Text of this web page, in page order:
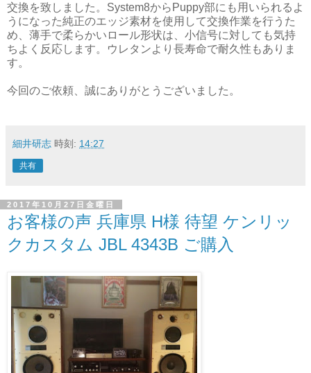
交換を致しました。System8からPuppy部にも用いられるよ
うになった純正のエッジ素材を使用して交換作業を行うた
め、薄手で柔らかいロール形状は、小信号に対しても気持
ちよく反応します。ウレタンより長寿命で耐久性もありま
す。
今回のご依頼、誠にありがとうございました。
細井研志 時刻: 14:27
共有
2017年10月27日金曜日
お客様の声 兵庫県 H様 待望 ケンリッ
クカスタム JBL 4343B ご購入